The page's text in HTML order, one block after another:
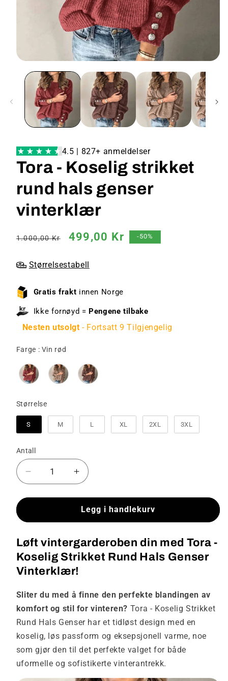
4.5 | 827+ anmeldelser
Tora - Koselig strikket
rund hals genser
vinterklær
Vanlig
1.000,00 Kr Salgspris
499,00 Kr -50%
Størrelsestabell
Gratis frakt innen Norge
Ikke fornøyd = Pengene tilbake
Nesten utsolgt - Fortsatt 9 Tilgjengelig
Farge : Vin rød
StørrelseStørrelse
S M L XL 2XL 3XL
Antall
antallet
for
-
strikket
rund
hals
genser
Øk
antallet
for
Tora
-
strikket
rund
hals
genser
Legg i handlekurv
Løft vintergarderoben din med Tora -
Koselig Strikket Rund Hals Genser
Vinterklær!
Sliter du med å finne den perfekte blandingen av
komfort og stil for vinteren? Tora - Koselig Strikket
Rund Hals Genser har et tidløst design med en
koselig, løs passform og eksepsjonell varme, noe
som gjør den til det perfekte valget for både
uformelle og sofistikerte vinterantrekk.